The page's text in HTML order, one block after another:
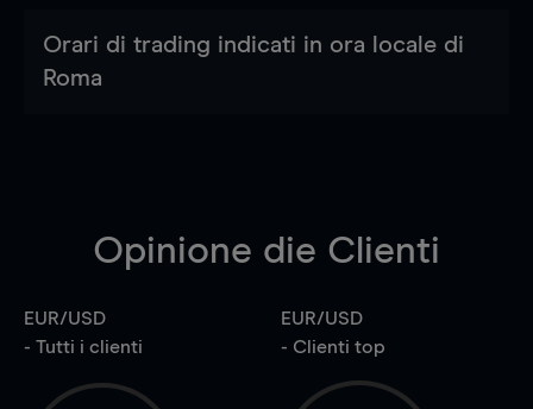
Orari di trading indicati in ora locale di
Roma
Opinione die Clienti
EUR/USD
- Tutti i clienti
EUR/USD
- Clienti top